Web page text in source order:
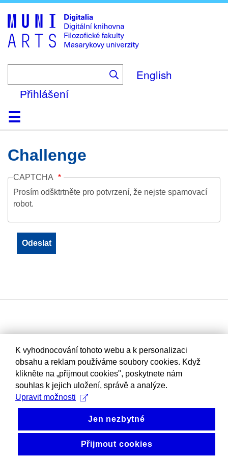
to
main
content
English
Přihlášení
DomůKolekce
Prohlížení
Vyhledávání
O platformě
Nápověda
KontaktDigitalia
Challenge
CAPTCHA
Prosím odšktrtněte pro potvrzení, že nejste spamovací
robot.
K vyhodnocování tohoto webu a k personalizaci
obsahu a reklam používáme soubory cookies. Když
klikněte na „přijmout cookies", poskytnete nám
souhlas k jejich uložení, správě a analýze.
Upravit možnosti
Jen nezbytné
Přijmout cookies